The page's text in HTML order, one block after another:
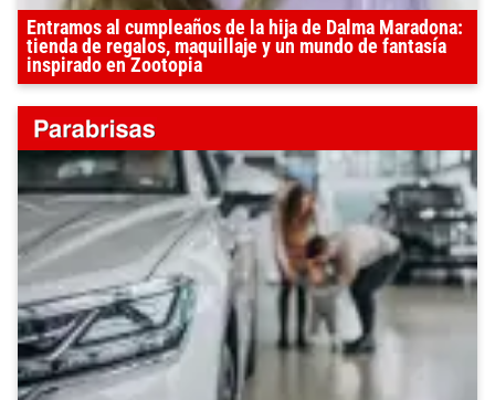
Entramos al cumpleaños de la hija de Dalma Maradona:
tienda de regalos, maquillaje y un mundo de fantasía
inspirado en Zootopia